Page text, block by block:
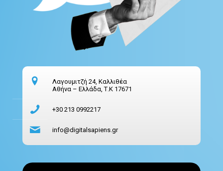
Λαγουμιτζή 24, Καλλιθέα
Αθήνα – Ελλάδα, Τ.Κ 17671
+30 213 0992217
info@digitalsapiens.gr